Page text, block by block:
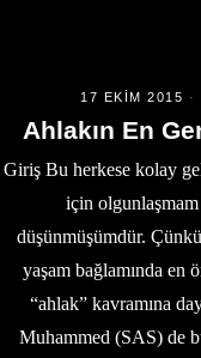
17 EKIM 2015
Ahlakın En
Giriş Bu herkese kolay
için
düşünmüşümdür.
yaşam bağlamında en
“ahlak” kavramına
Muhammed (SAS) de